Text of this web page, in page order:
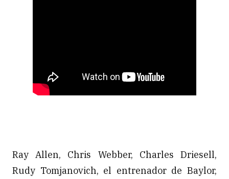
Ray Allen, Chris Webber, Charles Driesell,
Rudy Tomjanovich, el entrenador de Baylor,